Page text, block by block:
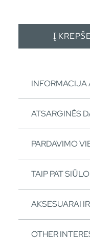
Į
INFORMACIJA
ATSARGINĖS
PARDAVIMO
TAIP PAT
AKSESUARAI
OTHER